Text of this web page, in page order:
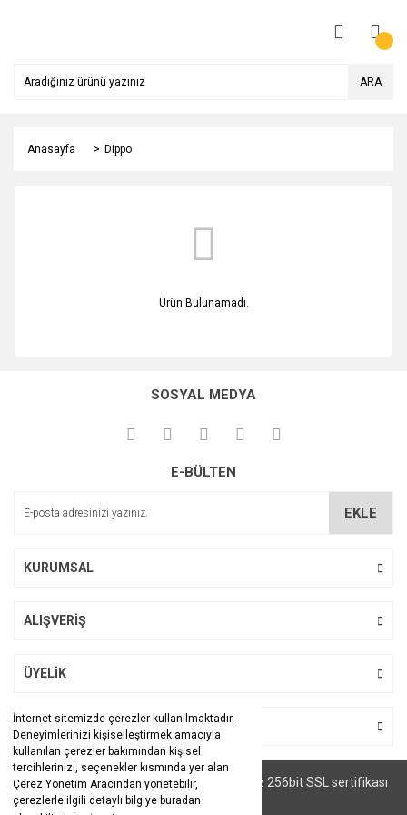
İnternet sitemizde çerezler kullanılmaktadır.
Deneyimlerinizi kişiselleştirmek amacıyla
kullanılan çerezler bakımından kişisel
tercihlerinizi, seçenekler kısmında yer alan
Çerez Yönetim Aracından yönetebilir,
çerezlerle ilgili detaylı bilgiye buradan
ARA
Anasayfa Dippo
Ürün Bulunamadı.
SOSYAL MEDYA
E-BÜLTEN
EKLE
KURUMSAL
ALIŞVERİŞ
ÜYELİK
BİZİ TAKİP EDİN
© Tüm hakları saklıdır. Kredi kartı bilgileriniz 256bit SSL sertifikası
ile korunmaktadır.